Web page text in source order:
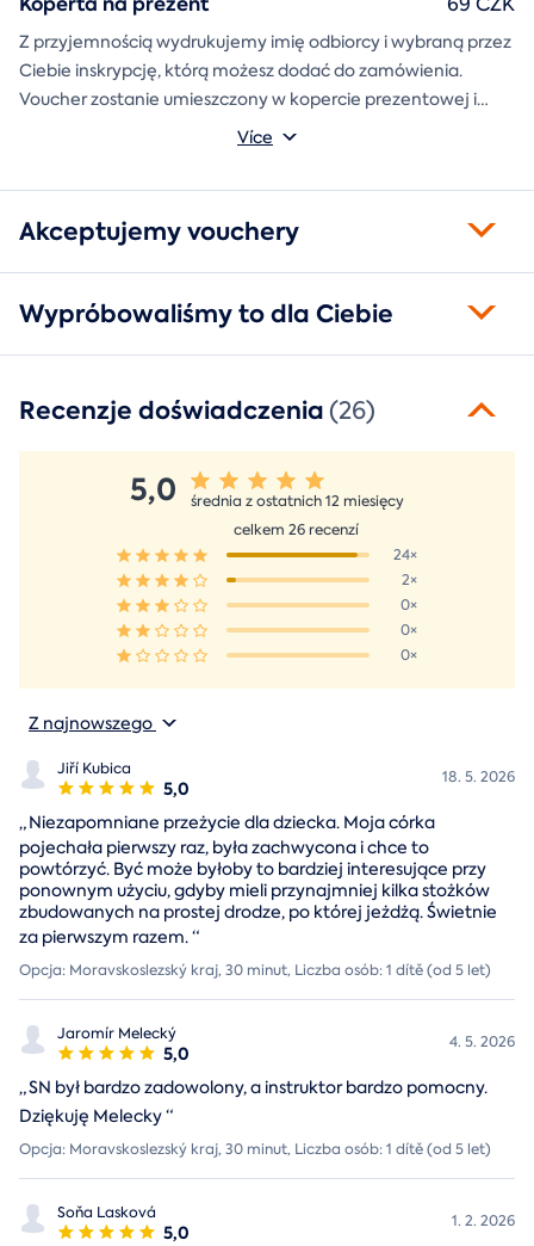
Z przyjemnością wydrukujemy imię odbiorcy i wybraną przez
Ciebie inskrypcję, którą możesz dodać do zamówienia.
Voucher zostanie umieszczony w kopercie prezentowej i
wysłany bezpośrednio do Ciebie.
Více
Akceptujemy vouchery
Wypróbowaliśmy to dla Ciebie
Recenzje doświadczenia(26)
5,0
średnia z ostatnich 12 miesięcy
celkem 26 recenzí
24×
2×
0×
0×
0×
Z najnowszego
Jiří Kubica
5,0 18. 5. 2026
„Niezapomniane przeżycie dla dziecka. Moja córka
pojechała pierwszy raz, była zachwycona i chce to
powtórzyć. Być może byłoby to bardziej interesujące przy
ponownym użyciu, gdyby mieli przynajmniej kilka stożków
zbudowanych na prostej drodze, po której jeżdżą. Świetnie
za pierwszym razem.“
Opcja: Moravskoslezský kraj, 30 minut, Liczba osób: 1 dítě (od 5 let)
Jaromír Melecký
5,0 4. 5. 2026
„SN był bardzo zadowolony, a instruktor bardzo pomocny.
Dziękuję Melecky“
Opcja: Moravskoslezský kraj, 30 minut, Liczba osób: 1 dítě (od 5 let)
Soňa Lasková
5,0 1. 2. 2026